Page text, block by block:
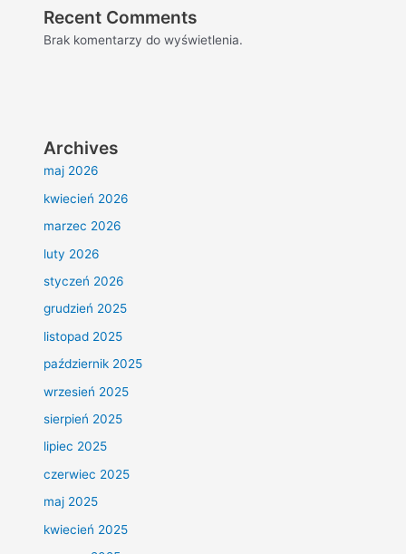
Recent Comments
Brak komentarzy do wyświetlenia.
Archives
maj 2026
kwiecień 2026
marzec 2026
luty 2026
styczeń 2026
grudzień 2025
listopad 2025
październik 2025
wrzesień 2025
sierpień 2025
lipiec 2025
czerwiec 2025
maj 2025
kwiecień 2025